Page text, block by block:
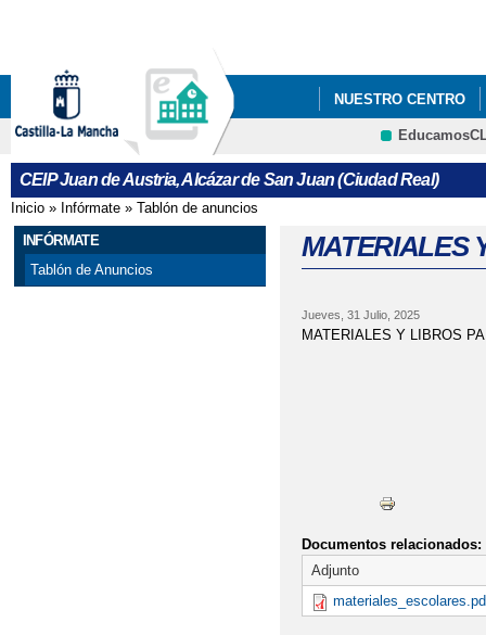
NUESTRO CENTRO
AYUDAS LIBROS DE
CALENDARIO
CRFP
CEIP Juan de Austria, Alcázar de San Juan (Ciudad Real)
Se encuentra usted aquí
Inicio » Infórmate » Tablón de anuncios
INFÓRMATE
Tablón de Anuncios
MATERIALES
Jueves, 31 Julio, 2025
MATERIALES Y LIBROS
Documentos relacionados:
Adjunto